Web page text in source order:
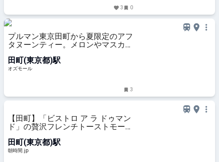
3 0
プルマン東京田町から夏限定のアフ
タヌーンティー。メロンやマスカッ
OZmall
田町(東京都)駅
オズモール
3
【田町】「ビストロ ア ラ ドゥマン
ド」の贅沢フレンチトーストモーニ
田町(東京都)駅
朝時間.jp